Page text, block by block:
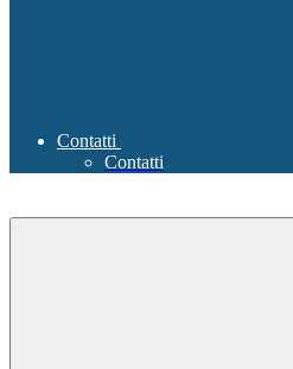
Contatti
Contatti